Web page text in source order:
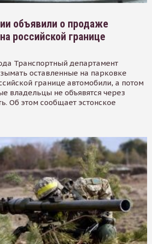
объявили о продаже
российской границе
Транспортный департамент
оставленные на парковке
границе автомобили, а потом
владельцы не объявятся через
Об этом сообщает эстонское